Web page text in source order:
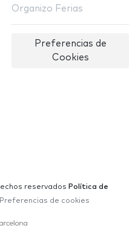
Organizo Ferias
Preferencias de
Cookies
reservados Política de
Preferencias de cookies